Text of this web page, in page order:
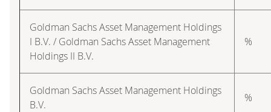
Goldman Sachs Asset Management Holdings
I B.V. / Goldman Sachs Asset Management
Holdings II B.V.
%
Goldman Sachs Asset Management Holdings
B.V.
%